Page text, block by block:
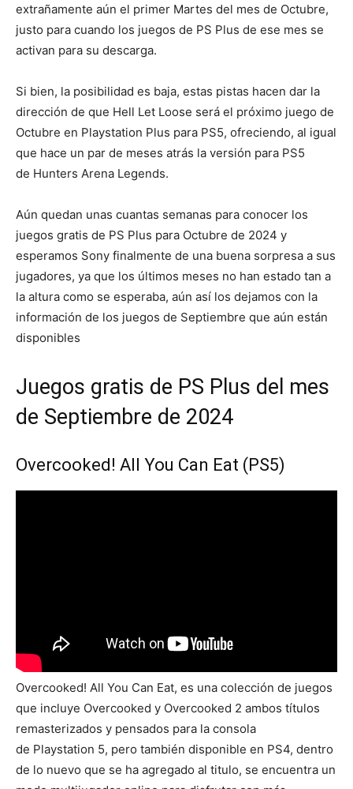
extrañamente aún el primer Martes del mes de Octubre,
justo para cuando los juegos de PS Plus de ese mes se
activan para su descarga.
Si bien, la posibilidad es baja, estas pistas hacen dar la
dirección de que Hell Let Loose será el próximo juego de
Octubre en Playstation Plus para PS5, ofreciendo, al igual
que hace un par de meses atrás la versión para PS5
de Hunters Arena Legends.
Aún quedan unas cuantas semanas para conocer los
juegos gratis de PS Plus para Octubre de 2024 y
esperamos Sony finalmente de una buena sorpresa a sus
jugadores, ya que los últimos meses no han estado tan a
la altura como se esperaba, aún así los dejamos con la
información de los juegos de Septiembre que aún están
disponibles
Juegos gratis de PS Plus del mes
de Septiembre de 2024
Overcooked! All You Can Eat (PS5)
Overcooked! All You Can Eat, es una colección de juegos
que incluye Overcooked y Overcooked 2 ambos títulos
remasterizados y pensados para la consola
de Playstation 5, pero también disponible en PS4, dentro
de lo nuevo que se ha agregado al titulo, se encuentra un